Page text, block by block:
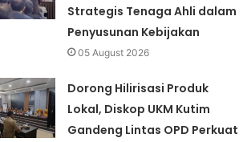
Strategis Tenaga Ahli dalam
Penyusunan Kebijakan
05 August 2026
Dorong Hilirisasi Produk
Lokal, Diskop UKM Kutim
Gandeng Lintas OPD Perkuat